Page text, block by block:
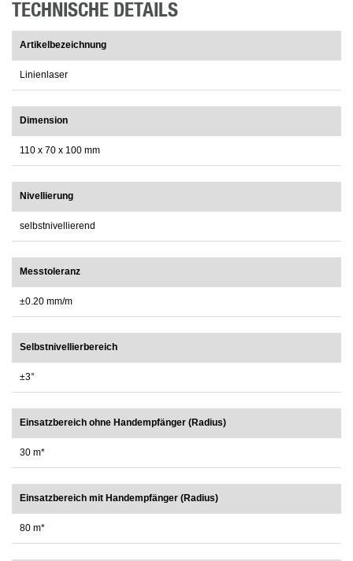
TECHNISCHE DETAILS
Artikelbezeichnung
Linienlaser
Dimension
110 x 70 x 100 mm
Nivellierung
selbstnivellierend
Messtoleranz
±0.20 mm/m
Selbstnivellierbereich
±3°
Einsatzbereich ohne Handempfänger (Radius)
30 m*
Einsatzbereich mit Handempfänger (Radius)
80 m*